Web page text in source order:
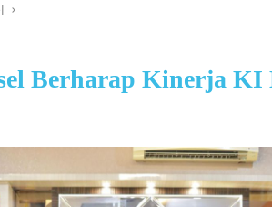
Berharap Kinerja KI